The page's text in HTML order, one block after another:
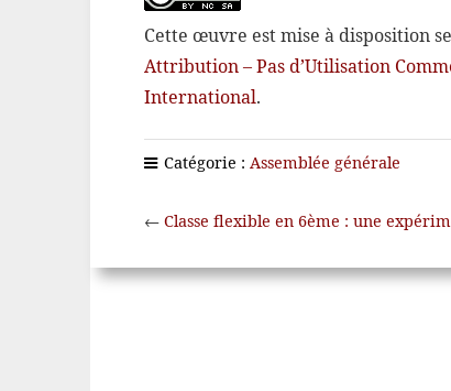
Cette œuvre est mise à disposition
Attribution – Pas d’Utilisation
International.
Catégorie : Assemblée générale
← Classe flexible en 6ème : une